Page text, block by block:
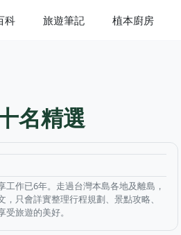
科 旅遊筆記 植本廚房
名精選
作已6年。走過台灣本島各地及離島，
只會詳實整理行程規劃、景點攻略、
旅遊的美好。